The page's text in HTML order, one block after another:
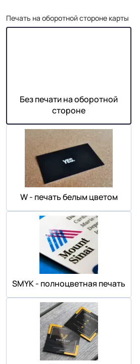
Печать на оборотной стороне карты
Без печати на оборотной
стороне
W - печать белым цветом
SMYK - полноцветная печать